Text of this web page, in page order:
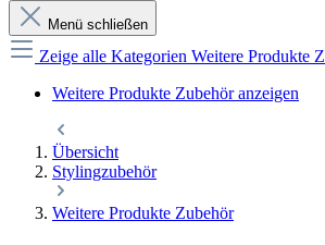
Menü schließen
Zeige alle Kategorien Weitere Produkte
Weitere Produkte Zubehör anzeigen
Übersicht
Stylingzubehör
Weitere Produkte Zubehör